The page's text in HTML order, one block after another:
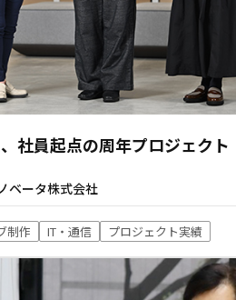
社員起点の周年プロジェクト
ベータ株式会社
制作 IT・通信 プロジェクト実績